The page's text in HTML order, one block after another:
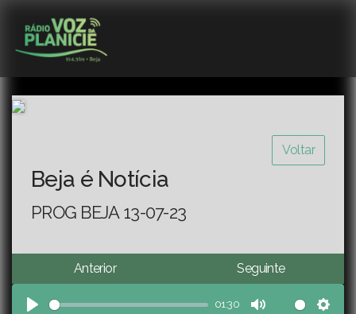
Voltar
Beja é Notícia
PROG BEJA 13-07-23
Anterior Seguinte
01:30